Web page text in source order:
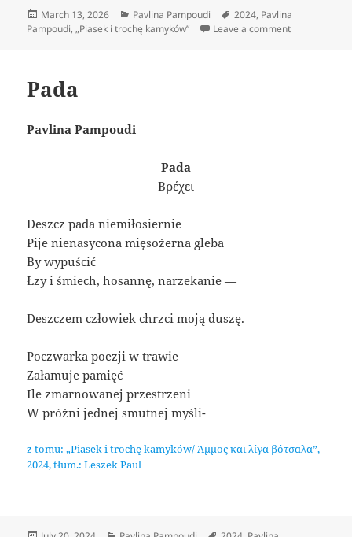
Posted
on
March 13, 2026 Categories
Pavlina Pampoudi Tags
2024, Pavlina
Pampoudi,„Piasek i trochę kamyków” Leave a commenton Twarze
Pada
Pavlina Pampoudi
Pada
Βρέχει
Deszcz pada niemiłosiernie
Pije nienasycona mięsożerna gleba
By wypuścić
Łzy i śmiech, hosannę, narzekanie —
Deszczem człowiek chrzci moją duszę.
Poczwarka poezji w trawie
Załamuje pamięć
Ile zmarnowanej przestrzeni
W próżni jednej smutnej myśli-
z tomu: „Piasek i trochę kamyków/ Άμμος και λίγα βότσαλα”,
2024, tłum.: Leszek Paul